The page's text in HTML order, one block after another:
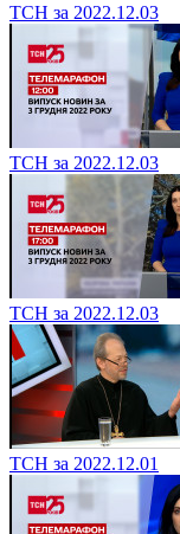
ТСН за 2022.12.03
ТСН за 2022.12.03
ТСН за 2022.12.03
ТСН за 2022.12.01